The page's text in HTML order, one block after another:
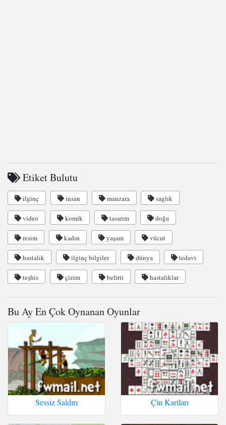
Etiket Bulutu
ilginç insan manzara saglık
video komik tasarım doğa
resim kadın yaşam vücut
hastalık ilginç bilgiler dünya tedavi
teşhis çizim belirti hastalıklar
Bu Ay En Çok Oynanan Oyunlar
Sessiz Saldırı Çin Kartları